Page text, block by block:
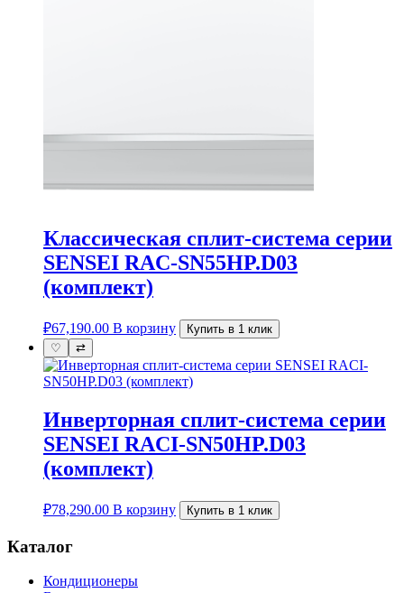
Классическая сплит-система серии
SENSEI RAC-SN55HP.D03
(комплект)
₽67,190.00 В корзину
Купить в 1 клик
♡
⇄
Инверторная сплит-система серии
SENSEI RACI-SN50HP.D03
(комплект)
₽78,290.00 В корзину Купить в 1 клик
Каталог
Кондиционеры